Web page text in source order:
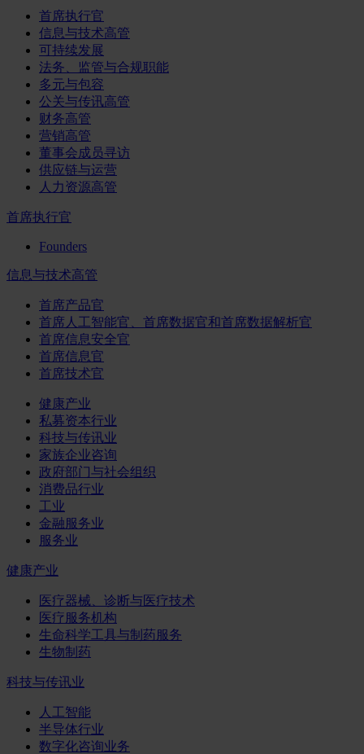
首席执行官
信息与技术高管
可持续发展
法务、监管与合规职能
多元与包容
公关与传讯高管
财务高管
营销高管
董事会成员寻访
供应链与运营
人力资源高管
首席执行官
Founders
信息与技术高管
首席产品官
首席人工智能官、首席数据官和首席数据解析官
首席信息安全官
首席信息官
首席技术官
健康产业
私募资本行业
科技与传讯业
家族企业咨询
政府部门与社会组织
消费品行业
工业
金融服务业
服务业
健康产业
医疗器械、诊断与医疗技术
医疗服务机构
生命科学工具与制药服务
生物制药
科技与传讯业
人工智能
半导体行业
数字化咨询业务